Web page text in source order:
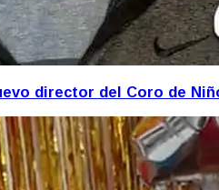
director del Coro de